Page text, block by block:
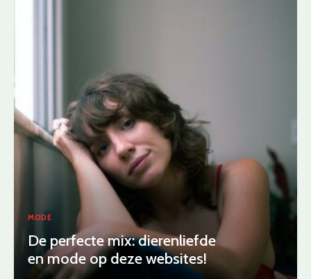
MODE
De perfecte mix: dierenliefde
en mode op deze websites!